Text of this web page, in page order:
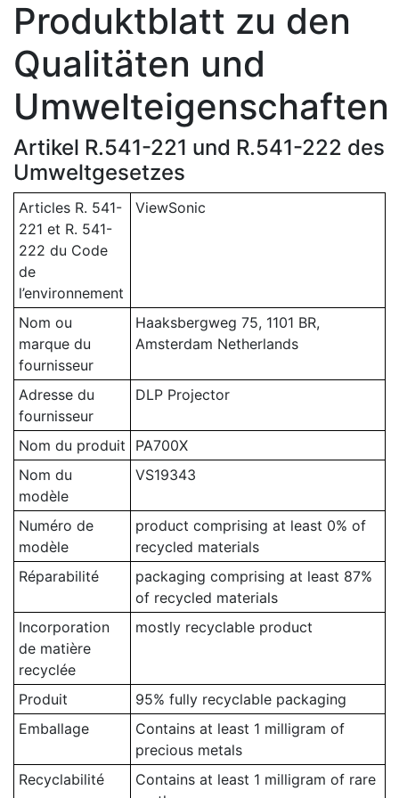
Produktblatt zu den
Qualitäten und
Umwelteigenschaften
Artikel R.541-221 und R.541-222 des
Umweltgesetzes
Articles R. 541-
221 et R. 541-
222 du Code
de
l’environnement
ViewSonic
Nom ou
marque du
fournisseur
Haaksbergweg 75, 1101 BR,
Amsterdam Netherlands
Adresse du
fournisseur
DLP Projector
Nom du produit
PA700X
Nom du
modèle
VS19343
Numéro de
modèle
product comprising at least 0% of
recycled materials
Réparabilité
packaging comprising at least 87%
of recycled materials
Incorporation
de matière
recyclée
mostly recyclable product
Produit
95% fully recyclable packaging
Emballage
Contains at least 1 milligram of
precious metals
Recyclabilité
Contains at least 1 milligram of rare